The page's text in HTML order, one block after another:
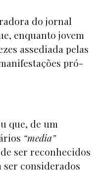
do jornal
enquanto jovem
assediada pelas
pró-
que, de um
“media”
ser reconhecidos
ser considerados